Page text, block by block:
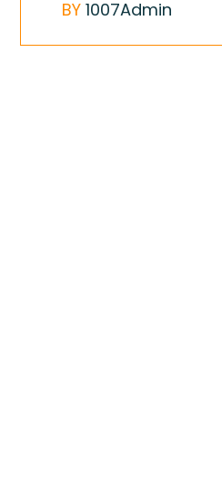
BY 1007Admin